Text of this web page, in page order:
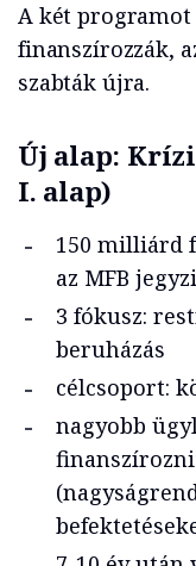
A két programot
finanszírozzák,
szabták újra.
Új alap:
I. alap)
150 milliárd
az MFB
3 fókusz:
beruházás
célcsoport:
nagyobb